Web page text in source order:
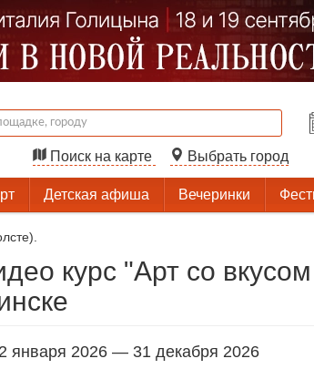
Поиск на карте Выбрать город
Детская афиша Вечеринки
курс "Арт со
2 января 2026 — 31 декабря 2026